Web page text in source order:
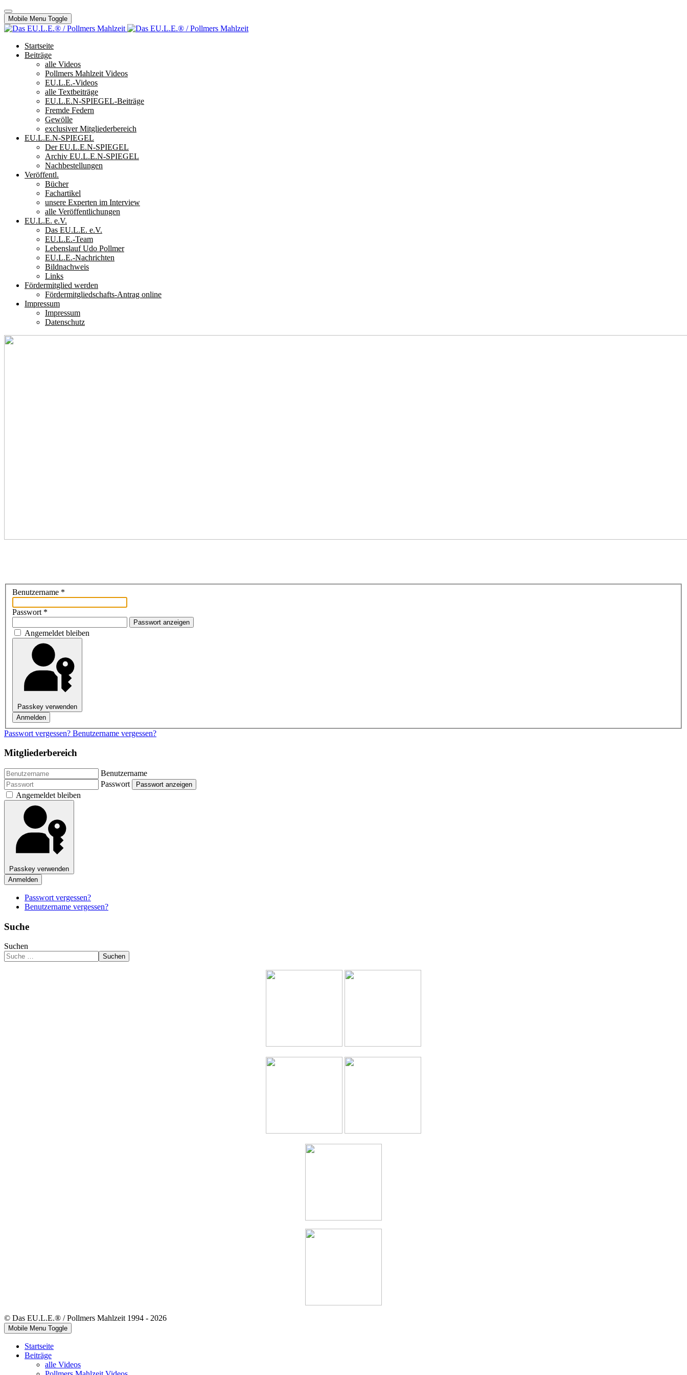
Mobile Menu Toggle
Startseite
Beiträge
alle Videos
Pollmers Mahlzeit Videos
EU.L.E.-Videos
alle Textbeiträge
EU.L.E.N-SPIEGEL-Beiträge
Fremde Federn
Gewölle
exclusiver Mitgliederbereich
EU.L.E.N-SPIEGEL
Der EU.L.E.N-SPIEGEL
Archiv EU.L.E.N-SPIEGEL
Nachbestellungen
Veröffentl.
Bücher
Fachartikel
unsere Experten im Interview
alle Veröffentlichungen
EU.L.E. e.V.
Das EU.L.E. e.V.
EU.L.E.-Team
Lebenslauf Udo Pollmer
EU.L.E.-Nachrichten
Bildnachweis
Links
Fördermitglied werden
Fördermitgliedschafts-Antrag online
Impressum
Impressum
Datenschutz
Benutzername *
Passwort *
Passwort anzeigen
Angemeldet bleiben
Passkey verwenden
Anmelden
Passwort vergessen? Benutzername vergessen?
Mitgliederbereich
Benutzername
Passwort
Passwort anzeigen
Angemeldet bleiben
Passkey verwenden
Anmelden
Passwort vergessen?
Benutzername vergessen?
Suche
Suchen
Suchen
© Das EU.L.E.® / Pollmers Mahlzeit 1994 - 2026
Mobile Menu Toggle
Startseite
Beiträge
alle Videos